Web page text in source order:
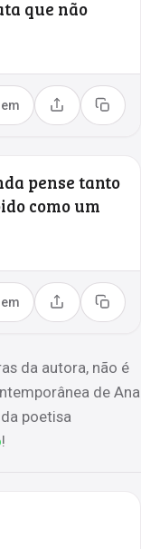
que não
Compartilhar
Copiar
pense tanto
como um
Compartilhar
Copiar
da autora, não é
de Ana
poetisa
!